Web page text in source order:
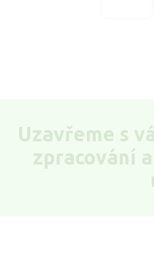
Uzavřeme s
zpracování